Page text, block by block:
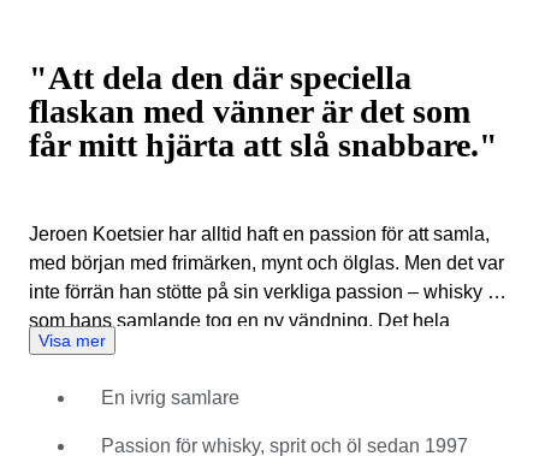
"Att dela den där speciella
flaskan med vänner är det som
får mitt hjärta att slå snabbare."
Jeroen Koetsier har alltid haft en passion för att samla,
med början med frimärken, mynt och ölglas. Men det var
inte förrän han stötte på sin verkliga passion – whisky –
som hans samlande tog en ny vändning. Det hela
började när han gav sin bror en Ardbeg Single Malt
var ovillig att skiljas från flaskan och återvände till
spritbutiken nästa dag för att köpa en från sin egen
Visa mer
En ivrig samlare
Passion för whisky, sprit och öl sedan 1997